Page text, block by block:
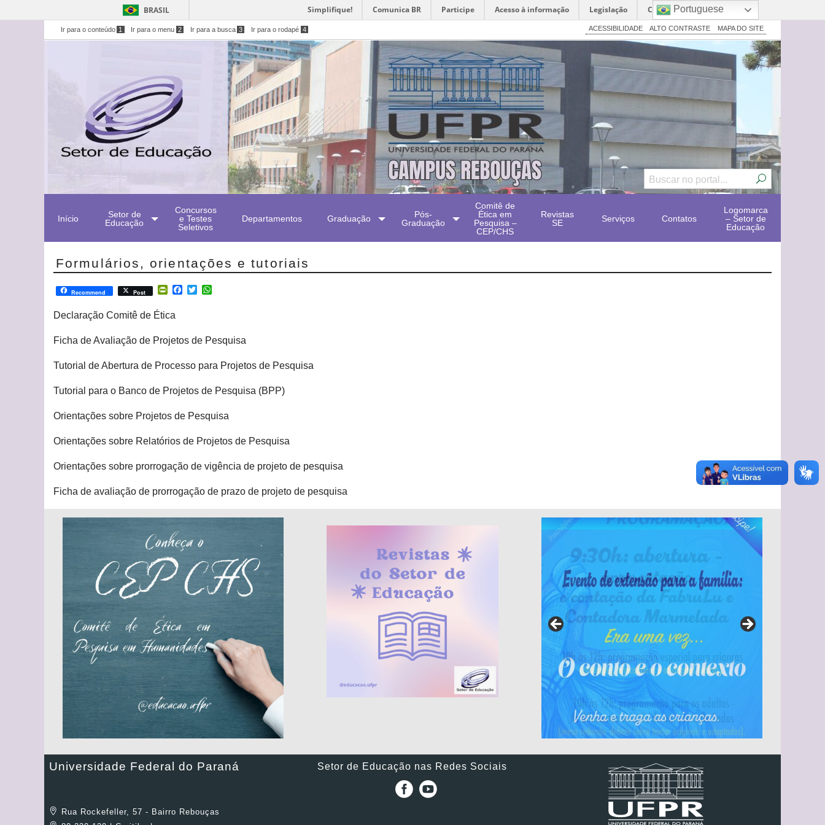
BRASIL Simplifique! Comunica BR Participe Acesso à informação Legislação Canais
Ir para o conteúdo 1 Ir para o menu 2 Ir para a busca 3 Ir para o rodapé 4 ACESSIBILIDADE ALTO CONTRASTE MAPA DO SITE
Início
Setor de
Educação
Concursos
e Testes
Seletivos
Departamentos Graduação
Pós-
Graduação
Comitê de
Ética em
Pesquisa –
CEP/CHS
Revistas
SE
Serviços Contatos
Logomarca
– Setor de
Educação
Formulários, orientações e tutoriais
Recommend Post PrintFriendly
Facebook
Twitter
Declaração Comitê de Ética
Ficha de Avaliação de Projetos de Pesquisa
Tutorial de Abertura de Processo para Projetos de Pesquisa
Tutorial para o Banco de Projetos de Pesquisa (BPP)
Orientações sobre Projetos de Pesquisa
Orientações sobre Relatórios de Projetos de Pesquisa
Orientações sobre prorrogação de vigência de projeto de pesquisa
Ficha de avaliação de prorrogação de prazo de projeto de pesquisa
Universidade Federal do Paraná
Rua Rockefeller, 57 - Bairro Rebouças
Setor de Educação nas Redes Sociais
Portuguese